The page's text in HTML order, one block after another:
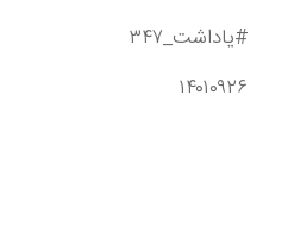
#یاداشت_۳۴۷
۱۴۰۱۰۹۲۶